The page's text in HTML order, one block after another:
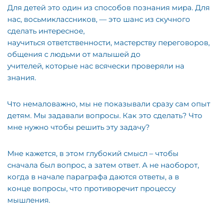
Для детей это один из способов познания мира. Для
нас, восьмиклассников, — это шанс из скучного
сделать интересное,
научиться ответственности, мастерству переговоров,
общения с людьми от малышей до
учителей, которые нас всячески проверяли на
знания.
Что немаловажно, мы не показывали сразу сам опыт
детям. Мы задавали вопросы. Как это сделать? Что
мне нужно чтобы решить эту задачу?
Мне кажется, в этом глубокий смысл – чтобы
сначала был вопрос, а затем ответ. А не наоборот,
когда в начале параграфа даются ответы, а в
конце вопросы, что противоречит процессу
мышления.